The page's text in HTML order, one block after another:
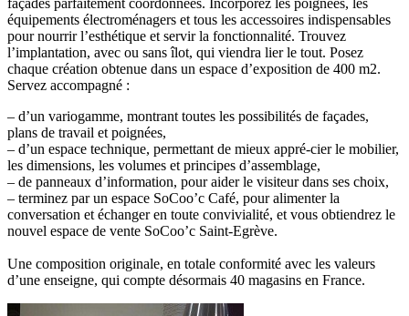
façades parfaitement coordonnées. Incorporez les poignées, les
équipements électroménagers et tous les accessoires indispensables
pour nourrir l’esthétique et servir la fonctionnalité. Trouvez
l’implantation, avec ou sans îlot, qui viendra lier le tout. Posez
chaque création obtenue dans un espace d’exposition de 400 m2.
Servez accompagné :
– d’un variogamme, montrant toutes les possibilités de façades,
plans de travail et poignées,
– d’un espace technique, permettant de mieux appré-cier le mobilier,
les dimensions, les volumes et principes d’assemblage,
– de panneaux d’information, pour aider le visiteur dans ses choix,
– terminez par un espace SoCoo’c Café, pour alimenter la
conversation et échanger en toute convivialité, et vous obtiendrez le
nouvel espace de vente SoCoo’c Saint-Egrève.
Une composition originale, en totale conformité avec les valeurs
d’une enseigne, qui compte désormais 40 magasins en France.